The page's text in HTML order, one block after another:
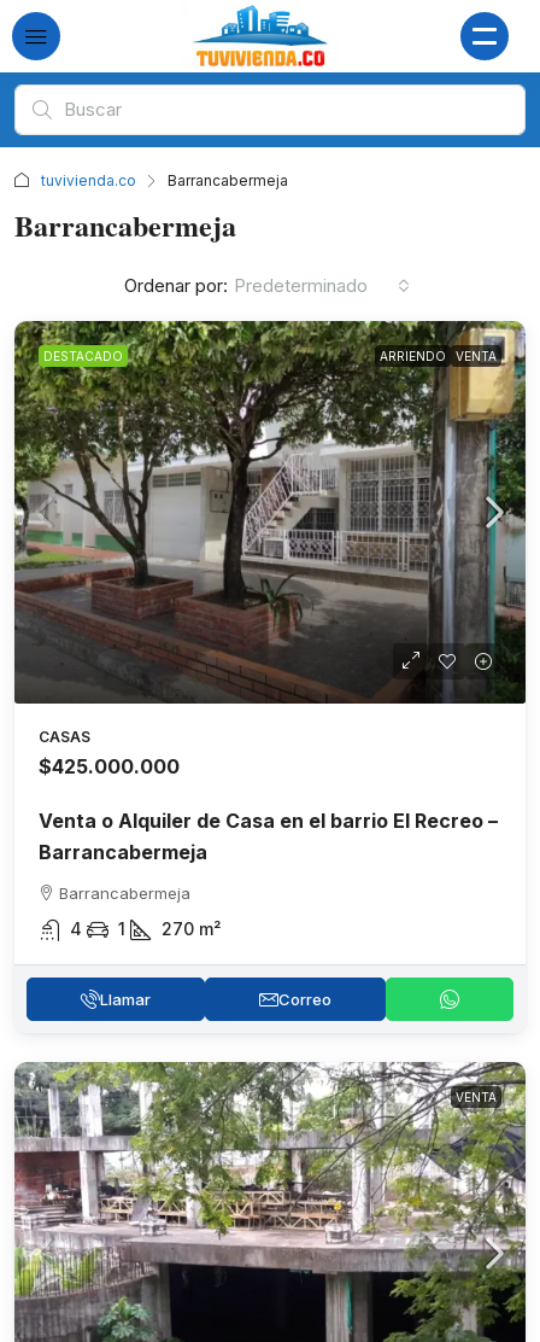
tuvivienda.co Barrancabermeja
Barrancabermeja
Ordenar por: Predeterminado
DESTACADO ARRIENDO VENTA
CASAS
$425.000.000
Venta o Alquiler de Casa en el barrio El Recreo –
Barrancabermeja
Barrancabermeja
4 1 270 m²
Llamar Correo
VENTA